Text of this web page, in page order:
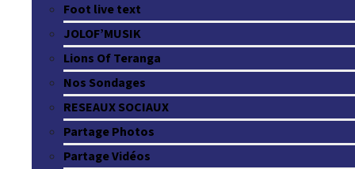
Foot live text
JOLOF’MUSIK
Lions Of Teranga
Nos Sondages
RESEAUX SOCIAUX
Partage Photos
Partage Vidéos